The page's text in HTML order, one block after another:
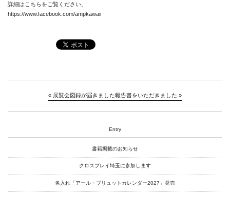
News
About
Artists
Exhibitions
Projects
詳細はこちらをご覧ください。
https://www.facebook.com/ampkawaii
« 展覧会図録が届きました報告書をいただきました »
Entry
書籍掲載のお知らせ
クロスプレイ埼玉に参加します
名入れ「アール・ブリュットカレンダー2027」発売